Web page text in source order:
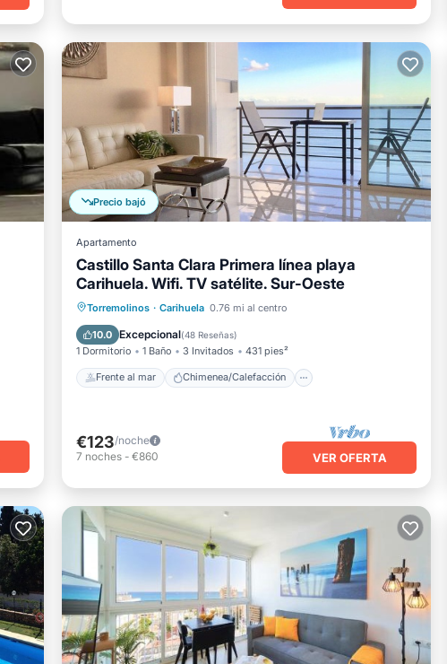
Precio bajó
Apartamento
Castillo Santa Clara Primera línea playa
Carihuela. Wifi. TV satélite. Sur-Oeste
Torremolinos · Carihuela 0.76 mi al centro
10.0 Excepcional(48 Reseñas)
1 Dormitorio 1 Baño 3 Invitados 431 pies²
Frente al mar Chimenea/Calefacción
Frente al mar
Chimenea/Calefacción
Piscina
Vista al mar
€123/noche
7 noches - €860 VER OFERTA